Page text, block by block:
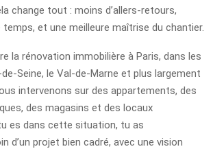
change tout : moins d’allers-retours,
et une meilleure maîtrise du chantier.
la rénovation immobilière à Paris, dans les
Seine, le Val-de-Marne et plus largement
intervenons sur des appartements, des
des magasins et des locaux
es dans cette situation, tu as
d’un projet bien cadré, avec une vision